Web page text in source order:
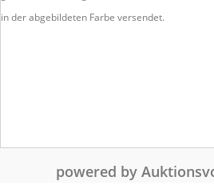
in der abgebildeten Farbe versendet.
powered by